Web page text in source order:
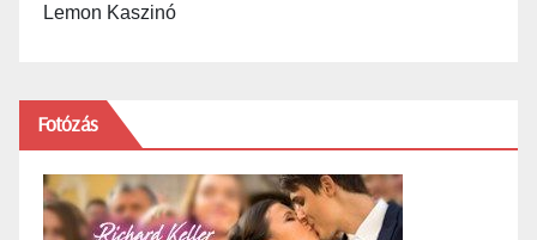
Lemon Kaszinó
Fotózás